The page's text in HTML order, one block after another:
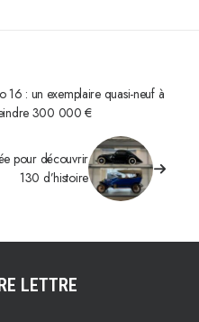
16 : un exemplaire quasi-neuf à
300 000 €
pour découvrir
130 d’histoire
LETTRE